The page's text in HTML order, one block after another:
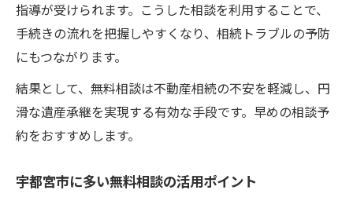
指導が受けられます。こうした相談を利用することで、
手続きの流れを把握しやすくなり、相続トラブルの予防
にもつながります。
結果として、無料相談は不動産相続の不安を軽減し、円
滑な遺産承継を実現する有効な手段です。早めの相談予
約をおすすめします。
宇都宮市に多い無料相談の活用ポイント